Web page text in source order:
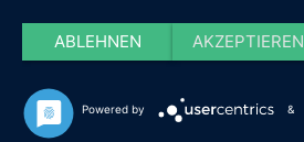
ABLEHNEN AKZEPTIEREN
Powered by &